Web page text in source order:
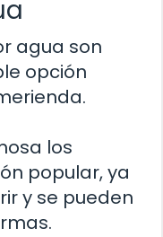
agua son
opción
los
popular, ya
y se pueden